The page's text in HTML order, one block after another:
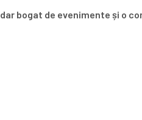
bogat de evenimente și o